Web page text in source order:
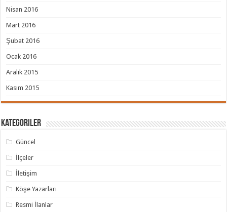
Nisan 2016
Mart 2016
Şubat 2016
Ocak 2016
Aralık 2015
Kasım 2015
Kategoriler
Güncel
İlçeler
İletişim
Köşe Yazarları
Resmi İlanlar